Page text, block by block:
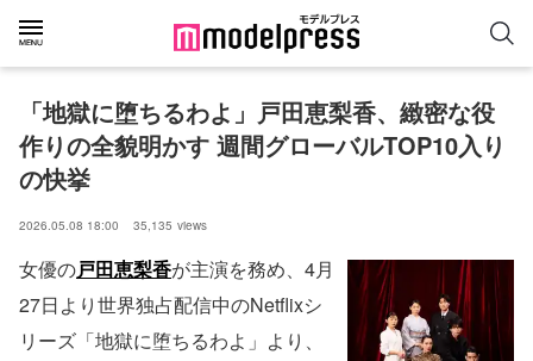
「地獄に堕ちるわよ」戸田恵梨香、緻密な役
作りの全貌明かす 週間グローバルTOP10入り
の快挙
2026.05.08 18:00 35,135 views
女優の戸田恵梨香が主演を務め、4月
27日より世界独占配信中のNetflixシ
リーズ「地獄に堕ちるわよ」より、